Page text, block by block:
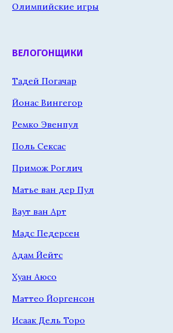
Олимпийские игры
ВЕЛОГОНЩИКИ
Тадей Погачар
Йонас Вингегор
Ремко Эвенпул
Поль Сексас
Примож Роглич
Матье ван дер Пул
Ваут ван Арт
Мадс Педерсен
Адам Йейтс
Хуан Аюсо
Маттео Йоргенсон
Исаак Дель Торо